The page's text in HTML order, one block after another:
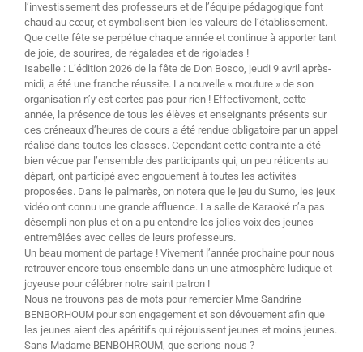
l’investissement des professeurs et de l’équipe pédagogique font
chaud au cœur, et symbolisent bien les valeurs de l’établissement.
Que cette fête se perpétue chaque année et continue à apporter tant
de joie, de sourires, de régalades et de rigolades !
Isabelle : L’édition 2026 de la fête de Don Bosco, jeudi 9 avril après-
midi, a été une franche réussite. La nouvelle « mouture » de son
organisation n’y est certes pas pour rien ! Effectivement, cette
année, la présence de tous les élèves et enseignants présents sur
ces créneaux d’heures de cours a été rendue obligatoire par un appel
réalisé dans toutes les classes. Cependant cette contrainte a été
bien vécue par l’ensemble des participants qui, un peu réticents au
départ, ont participé avec engouement à toutes les activités
proposées. Dans le palmarès, on notera que le jeu du Sumo, les jeux
vidéo ont connu une grande affluence. La salle de Karaoké n’a pas
désempli non plus et on a pu entendre les jolies voix des jeunes
entremêlées avec celles de leurs professeurs.
Un beau moment de partage ! Vivement l’année prochaine pour nous
retrouver encore tous ensemble dans un une atmosphère ludique et
joyeuse pour célébrer notre saint patron !
Nous ne trouvons pas de mots pour remercier Mme Sandrine
BENBORHOUM pour son engagement et son dévouement afin que
les jeunes aient des apéritifs qui réjouissent jeunes et moins jeunes.
Sans Madame BENBOHROUM, que serions-nous ?